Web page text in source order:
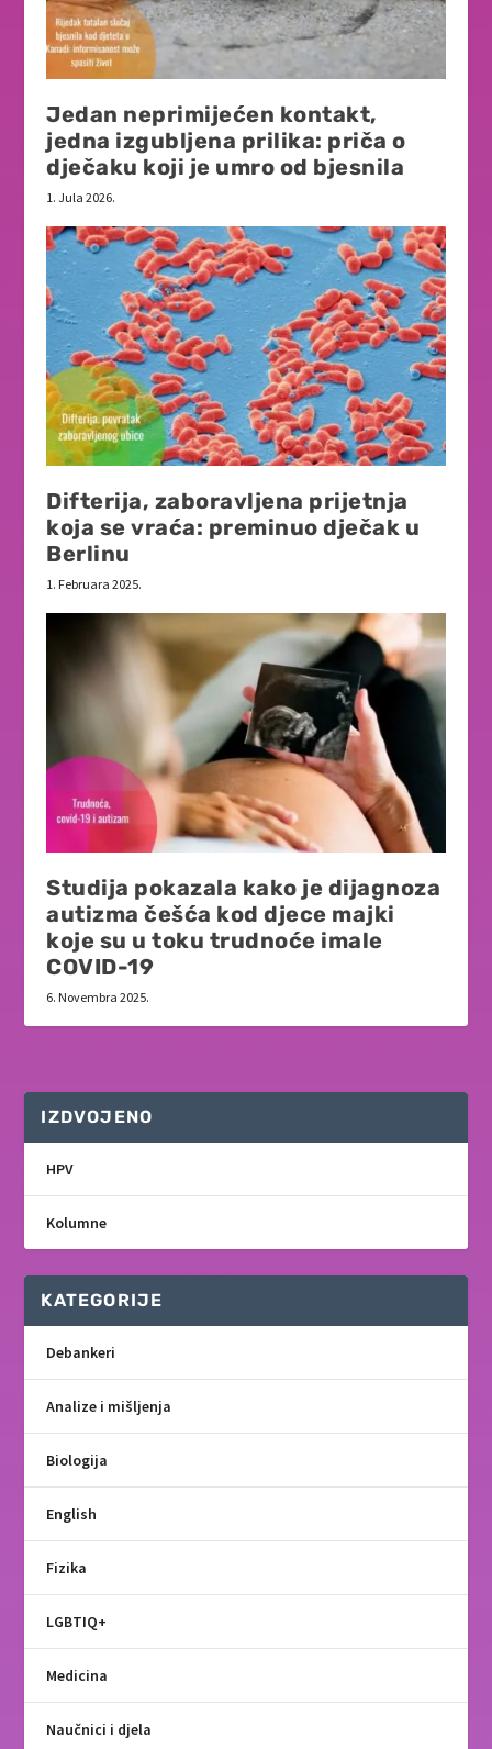
Jedan neprimijećen kontakt,
jedna izgubljena prilika: priča o
dječaku koji je umro od bjesnila
1. Jula 2026.
Difterija, zaboravljena prijetnja
koja se vraća: preminuo dječak u
Berlinu
1. Februara 2025.
Studija pokazala kako je dijagnoza
autizma češća kod djece majki
koje su u toku trudnoće imale
COVID-19
6. Novembra 2025.
IZDVOJENO
HPV
Kolumne
KATEGORIJE
Debankeri
Analize i mišljenja
Biologija
English
Fizika
LGBTIQ+
Medicina
Naučnici i djela